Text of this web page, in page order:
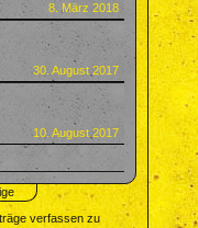
8. März 2018
30. August 2017
10. August 2017
verfassen zu